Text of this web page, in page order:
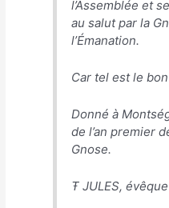
l’Assemblée et
au salut par la
l’Émanation.
Car tel est le
Donné à
de l’an premier
Gnose.
Ŧ JULES,